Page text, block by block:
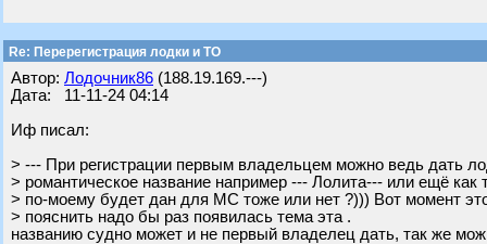
Re: Перерегистрация лодки и ТО
Автор: Лодочник86 (188.19.169.---)
Дата: 11-11-24 04:14
Иф писал:
> --- При регистрации первым владельцем можно ведь дать
> романтическое название например --- Лолита--- или ещё как
> по-моему будет дан для МС тоже или нет ?))) Вот момент
> пояснить надо бы раз появилась тема эта .
названию судно может и не первый владелец дать, так же